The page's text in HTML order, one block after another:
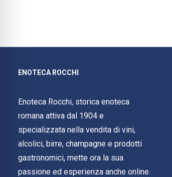
ENOTECA ROCCHI
Enoteca Rocchi, storica enoteca
romana attiva dal 1904 e
specializzata nella vendita di vini,
alcolici, birre, champagne e prodotti
gastronomici, mette ora la sua
passione ed esperienza anche online.